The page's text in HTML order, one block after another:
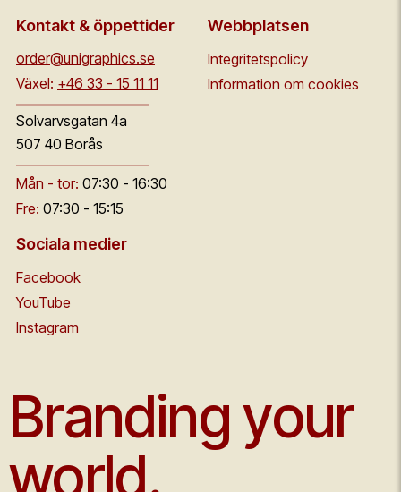
Kontakt & öppettider
order@unigraphics.se
Växel: +46 33 - 15 11 11
Solvarvsgatan 4a
507 40 Borås
Mån - tor: 07:30 - 16:30
Fre: 07:30 - 15:15
Webbplatsen
Integritetspolicy
Information om cookies
Sociala medier
Facebook
YouTube
Instagram
Branding your
world.